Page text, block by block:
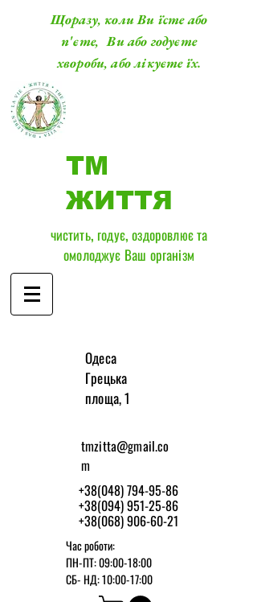
Щоразу, коли Ви їсте або
п'єте, Ви або годуєте
хвороби, або лікуєте їх.
ТМ
ЖИТТЯ
чистить, годує, оздоровлює та
омолоджує Ваш організм
​Одеса
Грецька
площа, 1
tmzitta@gmail.co
m
+38(048) 794-95-86
+38(094) 951-25-86
+38(068) 906-60-21
Час роботи:
ПН-ПТ: 09:00-18:00
СБ-НД: 10:00-17:00